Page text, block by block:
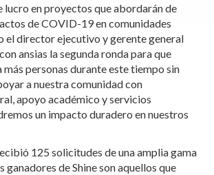
lucro en proyectos que abordarán de
de COVID-19 en comunidades
el director ejecutivo y gerente general
ansias la segunda ronda para que
más personas durante este tiempo sin
a nuestra comunidad con
apoyo académico y servicios
un impacto duradero en nuestros
125 solicitudes de una amplia gama
ganadores de Shine son aquellos que